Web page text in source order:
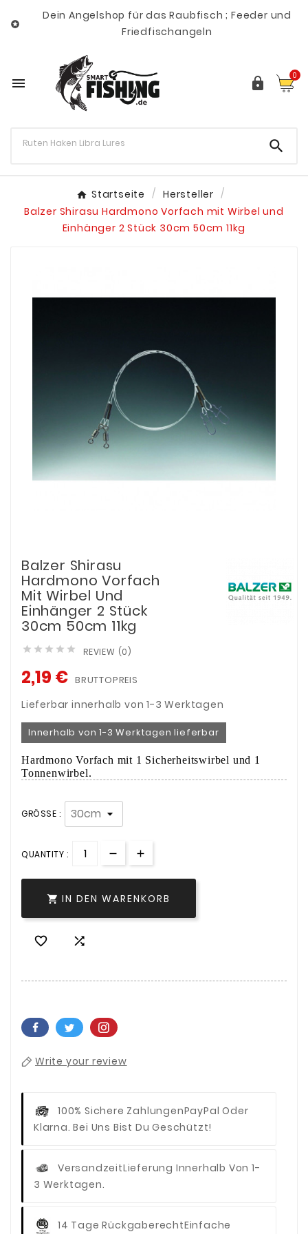

Dein Angelshop für das Raubfisch ; Feeder und
Friedfischangeln
  0

Startseite
Hersteller
Balzer Shirasu Hardmono Vorfach mit Wirbel und
Einhänger 2 Stück 30cm 50cm 11kg
Balzer Shirasu
Hardmono Vorfach
Mit Wirbel Und
Einhänger 2 Stück
30cm 50cm 11kg
     REVIEW (0)
2,19 € BRUTTOPREIS
Lieferbar innerhalb von 1-3 Werktagen
Innerhalb von 1-3 Werktagen lieferbar
Hardmono Vorfach mit 1 Sicherheitswirbel und 1
Tonnenwirbel.
GRÖSSE :
QUANTITY :
 IN DEN WARENKORB
 
Write your review
100% Sichere ZahlungenPayPal Oder
Klarna. Bei Uns Bist Du Geschützt!
VersandzeitLieferung Innerhalb Von 1-
3 Werktagen.
14 Tage RückgaberechtEinfache